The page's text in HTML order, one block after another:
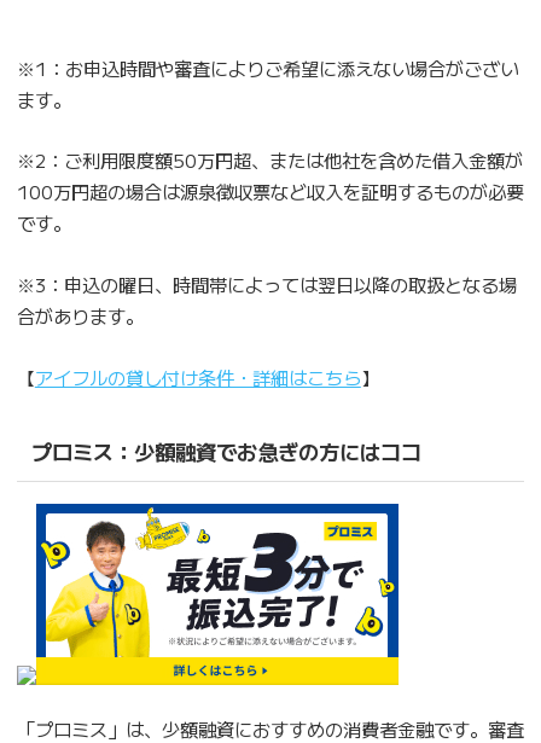
※1：お申込時間や審査によりご希望に添えない場合がござい
ます。
※2：ご利用限度額50万円超、または他社を含めた借入金額が
100万円超の場合は源泉徴収票など収入を証明するものが必要
です。
※3：申込の曜日、時間帯によっては翌日以降の取扱となる場
合があります。
【アイフルの貸し付け条件・詳細はこちら】
プロミス：少額融資でお急ぎの方にはココ
「プロミス」は、少額融資におすすめの消費者金融です。審査